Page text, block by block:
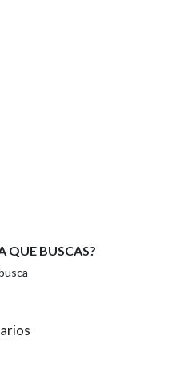
da política de
na imaxe:
QUE BUSCAS?